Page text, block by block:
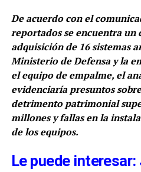
De acuerdo con el
reportados se encuentra un
adquisición de 16 sistemas
Ministerio de Defensa y la
el equipo de empalme, el
evidenciaría presuntos
detrimento patrimonial
millones y fallas en la
de los equipos.
Le puede